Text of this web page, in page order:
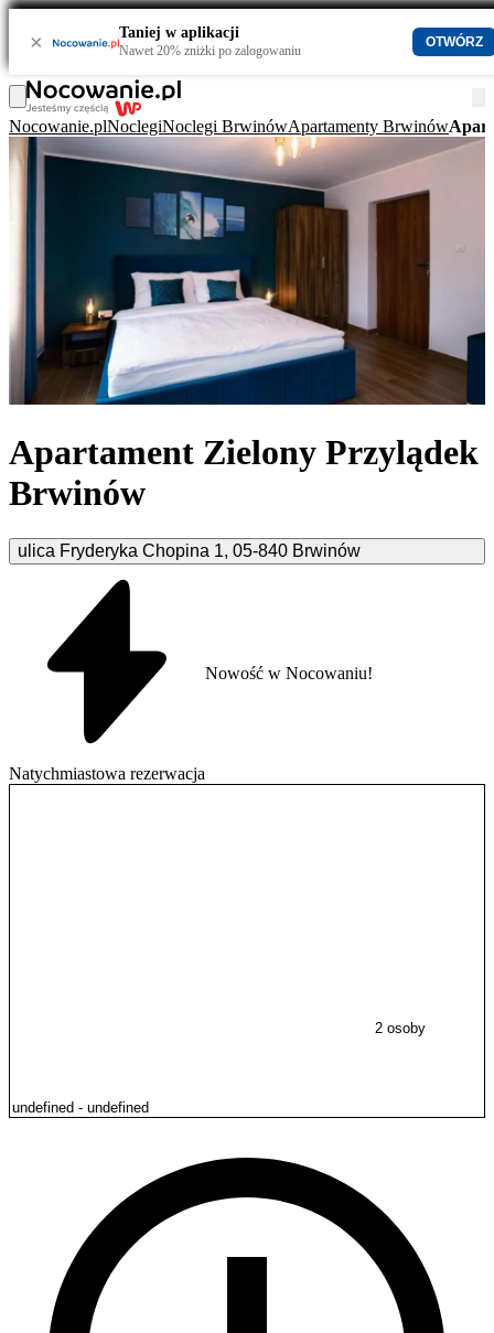
× Taniej w aplikacji
Nawet 20% zniżki po zalogowaniu
OTWÓRZ
Nocowanie.plNoclegiNoclegi BrwinówApartamenty Brwinów
Apartament Zielony Przylądek
Brwinów
ulica Fryderyka Chopina 1, 05-840 Brwinów
Natychmiastowa rezerwacja
Nowość w Nocowaniu!
2 osoby